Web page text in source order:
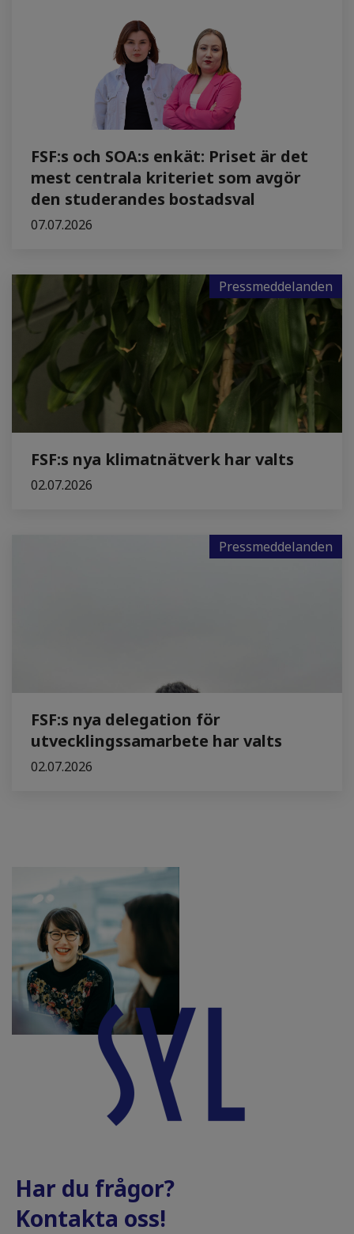
FSF:s och SOA:s enkät: Priset är det
mest centrala kriteriet som avgör
den studerandes bostadsval
07.07.2026
Pressmeddelanden
FSF:s nya klimatnätverk har valts
02.07.2026
Pressmeddelanden
FSF:s nya delegation för
utvecklingssamarbete har valts
02.07.2026
Har du frågor?
Kontakta oss!